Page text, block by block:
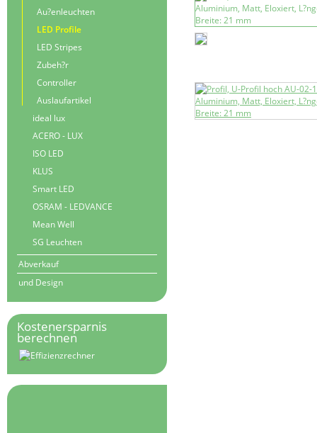
Au?enleuchten
LED Profile
LED Stripes
Zubeh?r
Controller
Auslaufartikel
ideal lux
ACERO - LUX
ISO LED
KLUS
Smart LED
OSRAM - LEDVANCE
Mean Well
SG Leuchten
Abverkauf
und Design
Kostenersparnis
berechnen